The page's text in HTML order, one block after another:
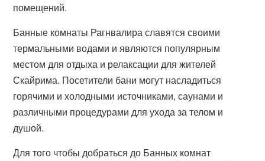
помещений.
Банные комнаты Рагнвалира славятся своими
термальными водами и являются популярным
местом для отдыха и релаксации для жителей
Скайрима. Посетители бани могут насладиться
горячими и холодными источниками, саунами и
различными процедурами для ухода за телом и
душой.
Для того чтобы добраться до Банных комнат